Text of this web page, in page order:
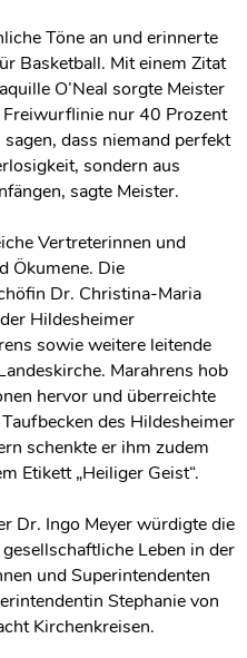
Töne an und erinnerte
Basketball. Mit einem Zitat
O’Neal sorgte Meister
nur 40 Prozent
dass niemand perfekt
sondern aus
sagte Meister.
Vertreterinnen und
Ökumene. Die
Dr. Christina-Maria
Hildesheimer
sowie weitere leitende
Marahrens hob
hervor und überreichte
des Hildesheimer
schenkte er ihm zudem
Etikett „Heiliger Geist“.
Dr. Ingo Meyer würdigte die
Leben in der
und Superintendenten
Stephanie von
Kirchenkreisen.